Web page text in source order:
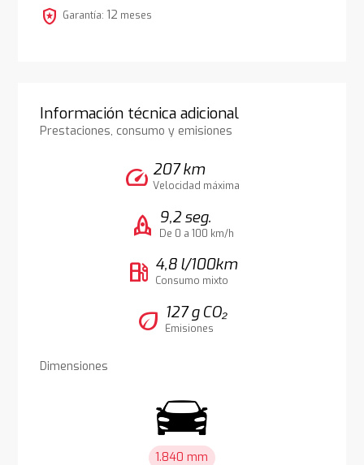
local_police Garantía: 12 meses
Información técnica adicional
Prestaciones, consumo y emisiones
speed 207 km
Velocidad máxima
rocket 9,2 seg.
De 0 a 100 km/h
local_gas_station 4,8 l/100km
Consumo mixto
eco 127 g CO₂
Emisiones
Dimensiones
1.840 mm